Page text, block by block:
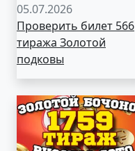
05.07.2026
Проверить билет 566
тиража Золотой
подковы